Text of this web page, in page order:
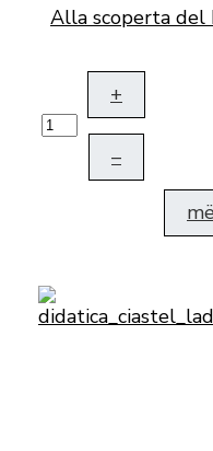
Alla scoperta del
+
–